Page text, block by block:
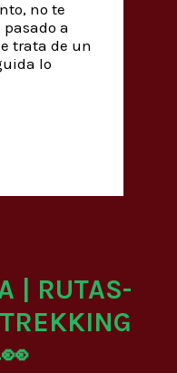
no te
a
trata de un
lo
| RUTAS-